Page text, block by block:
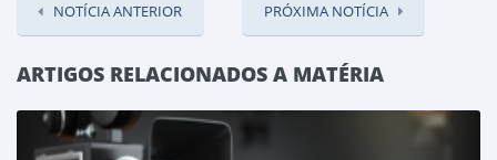
NOTÍCIA ANTERIOR PRÓXIMA NOTÍCIA
ARTIGOS RELACIONADOS A MATÉRIA